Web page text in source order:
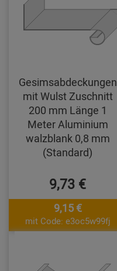
Gesimsabdeckungen
mit Wulst Zuschnitt
200 mm Länge 1
Meter Aluminium
walzblank 0,8 mm
(Standard)
9,73 €
9,15 €
mit Code: e3oc5w99fj